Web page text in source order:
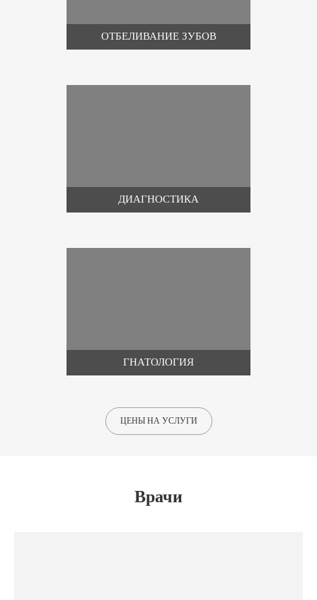
ОТБЕЛИВАНИЕ ЗУБОВ
ДИАГНОСТИКА
ГНАТОЛОГИЯ
ЦЕНЫ НА УСЛУГИ
Врачи